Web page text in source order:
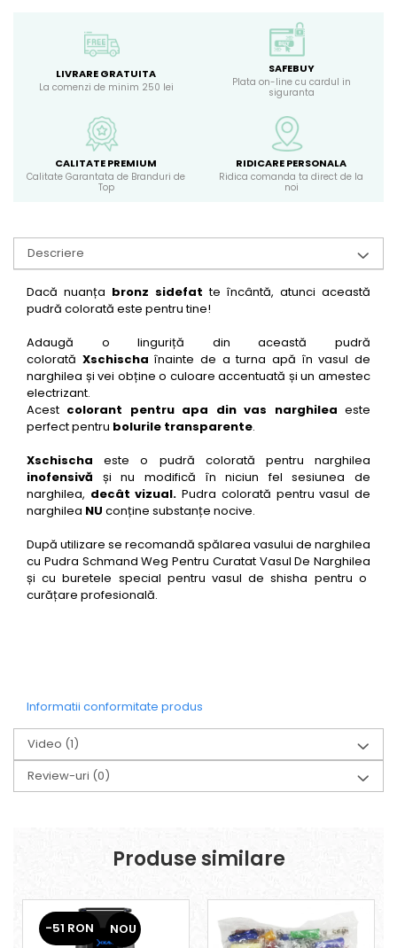
LIVRARE GRATUITA
La comenzi de minim 250 lei
SAFEBUY
Plata on-line cu cardul in
siguranta
CALITATE PREMIUM
Calitate Garantata de Branduri de
Top
RIDICARE PERSONALA
Ridica comanda ta direct de la
noi
Descriere
Dacă nuanța bronz sidefatte încântă, atunci această
pudră colorată este pentru tine!
Adaugă o linguriță din această pudră
colorată Xschischa înainte de a turna apă în vasul de
narghilea și vei obține o culoare accentuată și un amestec
electrizant.
Acest colorant pentru apa din vas narghilea este
perfect pentru bolurile transparente.
Xschischaeste o pudră colorată pentru narghilea
inofensivă și nu modifică în niciun fel sesiunea de
narghilea, decât vizual.Pudra colorată pentru vasul de
narghilea NU conține substanțe nocive.
După utilizare se recomandă spălarea vasului de narghilea
cu Pudra Schmand Weg Pentru Curatat Vasul De Narghilea
și cuburetele special pentru vasul de shisha pentru o
curățare profesională.
Informatii conformitate produs
Video (1)
Review-uri (0)
Produse similare
-51 RON NOU